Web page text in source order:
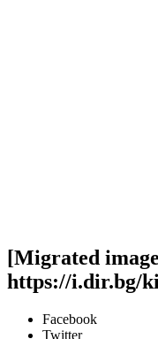
[Migrated
https://i.dir.bg/
Facebook
Twitter